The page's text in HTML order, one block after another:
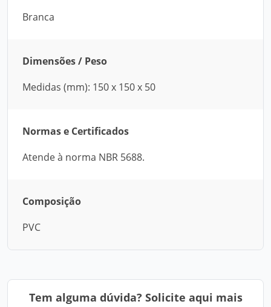
Branca
Dimensões / Peso
Medidas (mm): 150 x 150 x 50
Normas e Certificados
Atende à norma NBR 5688.
Composição
PVC
Tem alguma dúvida? Solicite aqui mais